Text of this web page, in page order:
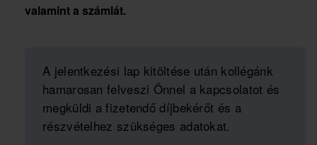
valamint a számlát.
A jelentkezési lap kitöltése után kollégánk
hamarosan felveszi Önnel a kapcsolatot és
megküldi a fizetendő díjbekérőt és a
részvételhez szükséges adatokat.